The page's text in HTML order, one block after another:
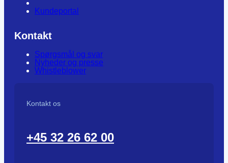
Kundeportal
Kontakt
Spørgsmål og svar
Nyheder og presse
Whistleblower
Kontakt os
+45 32 26 62 00